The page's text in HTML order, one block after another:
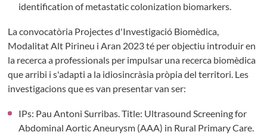
identification of metastatic colonization biomarkers.
La convocatòria Projectes d'Investigació Biomèdica,
Modalitat Alt Pirineu i Aran 2023 té per objectiu introduir en
la recerca a professionals per impulsar una recerca biomèdica
que arribi i s'adapti a la idiosincràsia pròpia del territori. Les
investigacions que es van presentar van ser:
IPs: Pau Antoni Surribas. Title: Ultrasound Screening for
Abdominal Aortic Aneurysm (AAA) in Rural Primary Care.